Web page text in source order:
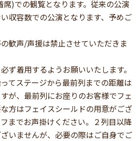
)での観覧となります。従来の公演
収容数での公演となります、予めご
歓声/声援は禁止させていただきま
ず着用するようお願いいたします。
てステージから最前列までの距離は
が、最前列にお座りのお客様でフェ
方はフェイスシールドの用意がござ
までお声掛けください。２列目以降
いませんが、必要の際はご自身でご